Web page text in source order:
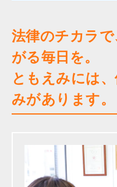
法律のチカラ
がる毎日を。
ともえみには
みがあります。